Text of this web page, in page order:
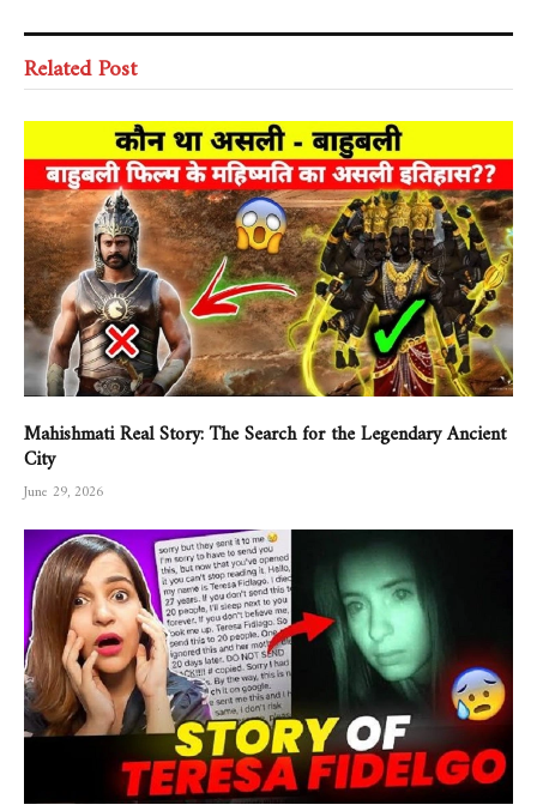
Related Post
Mahishmati Real Story: The Search for the Legendary Ancient
City
June 29, 2026